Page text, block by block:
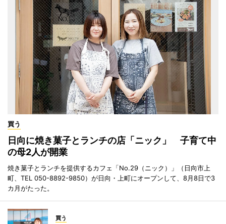
買う
日向に焼き菓子とランチの店「ニック」 子育て中
の母2人が開業
焼き菓子とランチを提供するカフェ「No.29（ニック）」（日向市上
町、TEL 050-8892-9850）が日向・上町にオープンして、8月8日で3
カ月がたった。
買う